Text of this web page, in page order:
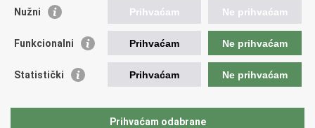
Važne poveznice
Vlada Republike Hrvatske
Savjet za nacionalne manjine
Okvirna konvencija za zaštitu nacionalnih manjina
Ured zastupnika RH pred Eur.sudom za ljudska prava
Nužni Prihvaćam Ne prihvaćam
Funkcionalni Prihvaćam Ne prihvaćam
Statistički Prihvaćam Ne prihvaćam
Prihvaćam odabrane